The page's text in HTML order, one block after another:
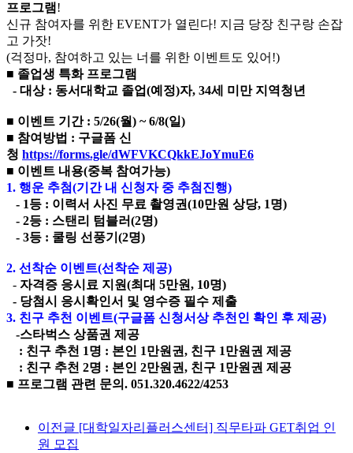
프로그램!
신규 참여자를 위한 EVENT가 열린다! 지금 당장 친구랑 손잡
고 가잣!
(걱정마, 참여하고 있는 너를 위한 이벤트도 있어!)
■ 졸업생 특화 프로그램
- 대상 : 동서대학교 졸업(예정)자, 34세 미만 지역청년
■ 이벤트 기간 : 5/26(월) ~ 6/8(일)
■ 참여방법 : 구글폼 신
청 https://forms.gle/dWFVKCQkkEJoYmuE6
■ 이벤트 내용(중복 참여가능)
1. 행운 추첨(기간 내 신청자 중 추첨진행)
- 1등 : 이력서 사진 무료 촬영권(10만원 상당, 1명)
- 2등 : 스탠리 텀블러(2명)
- 3등 : 쿨링 선풍기(2명)
2. 선착순 이벤트(선착순 제공)
- 자격증 응시료 지원(최대 5만원, 10명)
- 당첨시 응시확인서 및 영수증 필수 제출
3. 친구 추천 이벤트(구글폼 신청서상 추천인 확인 후 제공)
-스타벅스 상품권 제공
: 친구 추천 1명 : 본인 1만원권, 친구 1만원권 제공
: 친구 추천 2명 : 본인 2만원권, 친구 1만원권 제공
■ 프로그램 관련 문의. 051.320.4622/4253
이전글 [대학일자리플러스센터] 직무타파 GET취업 인
원 모집